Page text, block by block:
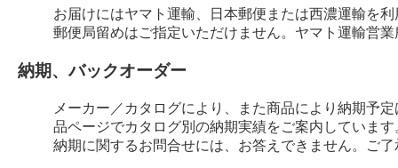
お届けにはヤマト運輸、日本郵便または西濃運輸を
郵便局留めはご指定いただけません。ヤマト運輸営
納期、バックオーダー
メーカー／カタログにより、また商品により納期予
品ページでカタログ別の納期実績をご案内しています
納期に関するお問合せには、お答えできません。ご